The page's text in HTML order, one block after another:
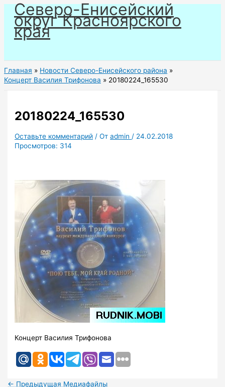
Перейти
содержимому
Северо-Енисейский
округ Красноярского
края
Главная
Новости Северо-Енисейского района
Концерт Василия Трифонова
20180224_165530
20180224_165530
Оставьте комментарий / Отadmin / 24.02.2018
Просмотров: 314
Концерт Василия Трифонова
← Предыдущая Медиафайлы